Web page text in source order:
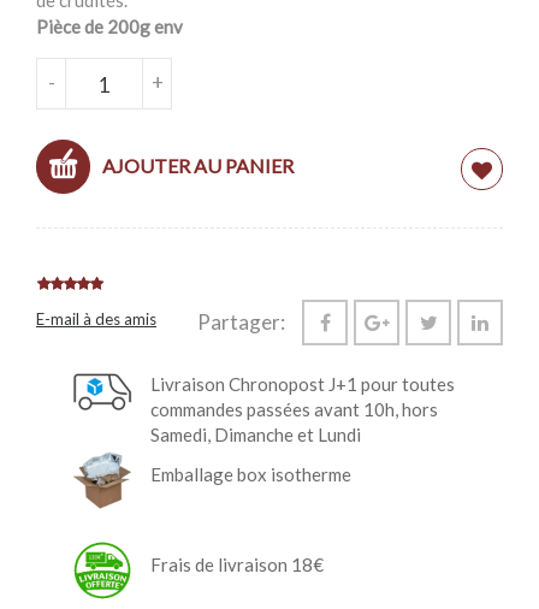
Pièce de 200g env
-
BUFFALA
+
AJOUTER AU PANIER
E-mail à des amis Partager:
Livraison Chronopost J+1 pour toutes
commandes passées avant 10h, hors
Samedi, Dimanche et Lundi
Emballage box isotherme
Frais de livraison 18€